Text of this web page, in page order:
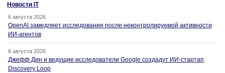
Новости IT
6 августа 2026
OpenAI замедляет исследования после неконтролируемой активности
ИИ-агентов
6 августа 2026
Джефф Дин и ведущие исследователи Google создадут ИИ-стартап
Discovery Loop